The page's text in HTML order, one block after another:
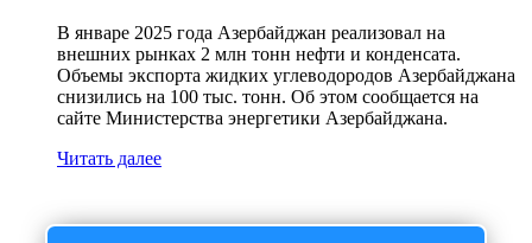
В январе 2025 года Азербайджан реализовал на
внешних рынках 2 млн тонн нефти и конденсата.
Объемы экспорта жидких углеводородов Азербайджана
снизились на 100 тыс. тонн. Об этом сообщается на
сайте Министерства энергетики Азербайджана.
Читать далее